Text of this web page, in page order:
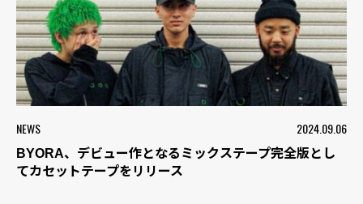
NEWS 2024.09.06
BYORA、デビュー作となるミックステープ完全版とし
てカセットテープをリリース